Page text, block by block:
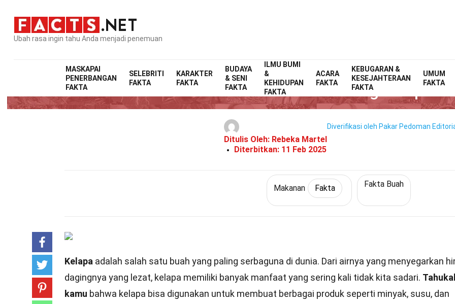
Ubah rasa ingin tahu Anda menjadi penemuan
MASKAPAI
PENERBANGAN
FAKTA
SELEBRITI
FAKTA
KARAKTER
FAKTA
BUDAYA
& SENI
FAKTA
ILMU BUMI
&
KEHIDUPAN
FAKTA
ACARA
FAKTA
KEBUGARAN &
KESEJAHTERAAN
FAKTA
UMUM
FAKTA
Home Gaya Hidup Fakta MakananFakta
34 Fakta Tentang Kelapa
Ditulis Oleh: Rebeka Martel
Diterbitkan: 11 Feb 2025
Diverifikasi oleh Pakar Pedoman
Makanan Fakta Fakta Buah
Kelapa adalah salah satu buah yang paling serbaguna di dunia. Dari airnya yang menyegarkan
dagingnya yang lezat, kelapa memiliki banyak manfaat yang sering kali tidak kita sadari.
kamu bahwa kelapa bisa digunakan untuk membuat berbagai produk seperti minyak, susu, dan